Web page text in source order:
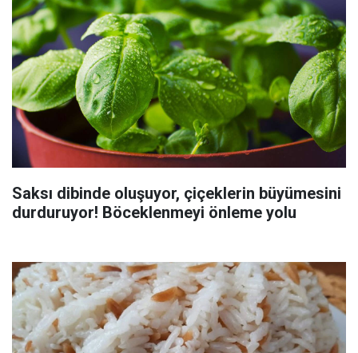
Saksı dibinde oluşuyor, çiçeklerin büyümesini
durduruyor! Böceklenmeyi önleme yolu